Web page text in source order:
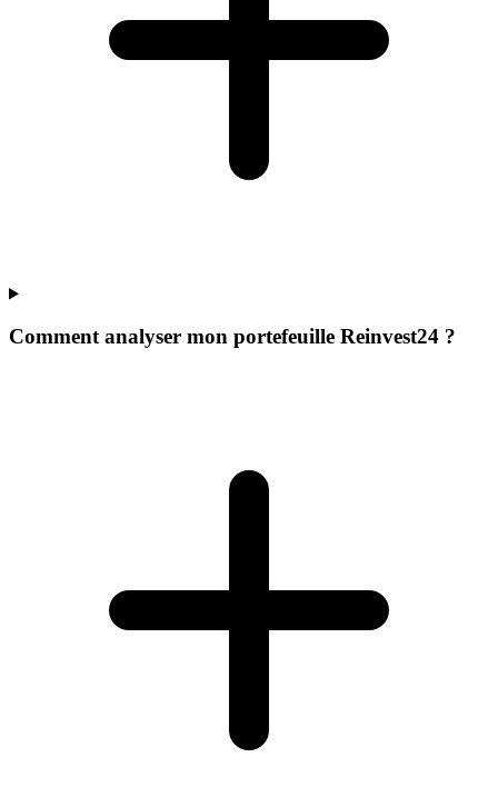
Comment analyser mon portefeuille Reinvest24 ?